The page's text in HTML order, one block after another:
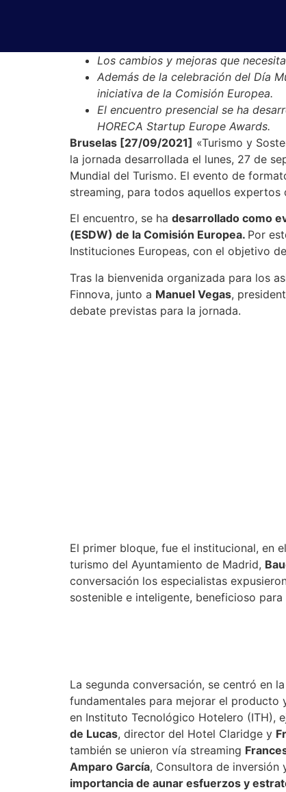
Los cambios y mejoras que
Además de la celebración del Día
iniciativa de la Comisión Europea.
El encuentro presencial se ha
HORECA Startup Europe Awards.
Bruselas [27/09/2021] «Turismo y
la jornada desarrollada el lunes, 27 de
Mundial del Turismo. El evento de
streaming, para todos aquellos
El encuentro, se ha desarrollado como
(ESDW) de la Comisión Europea. Por
Instituciones Europeas, con el objetivo
Tras la bienvenida organizada para los
Finnova, junto a Manuel Vegas,
debate previstas para la jornada.
El primer bloque, fue el institucional, en
turismo del Ayuntamiento de Madrid,
conversación los especialistas
sostenible e inteligente, beneficioso
La segunda conversación, se centró en
fundamentales para mejorar el producto
en Instituto Tecnológico Hotelero (ITH),
de Lucas, director del Hotel Claridge y
también se unieron vía streaming
Amparo García, Consultora de inversión
importancia de aunar esfuerzos y